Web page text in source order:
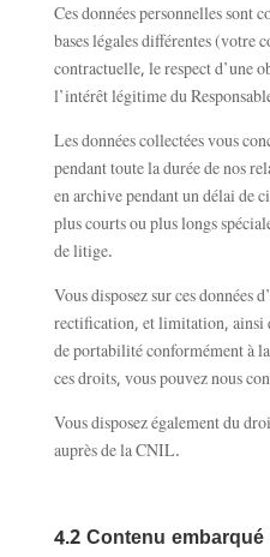
Ces données personnelles sont
bases légales différentes (votre
contractuelle, le respect d’une
l’intérêt légitime du
Les données collectées vous
pendant toute la durée de nos
en archive pendant un délai de
plus courts ou plus longs
de litige.
Vous disposez sur ces données
rectification, et limitation, ainsi
de portabilité conformément à
ces droits, vous pouvez nous
Vous disposez également du
auprès de la CNIL.
4.2 Contenu